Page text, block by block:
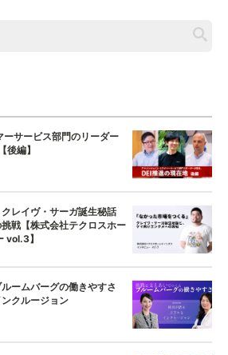
ーサービス部門のリーダー
後編】
レイヴ・サーガ誕生秘話
戦【株式会社テクロスホー
vol.3】
ームバーグの働きやすさ
クルージョン